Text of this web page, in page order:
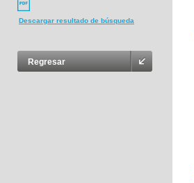
Descargar resultado de búsqueda
Regresar